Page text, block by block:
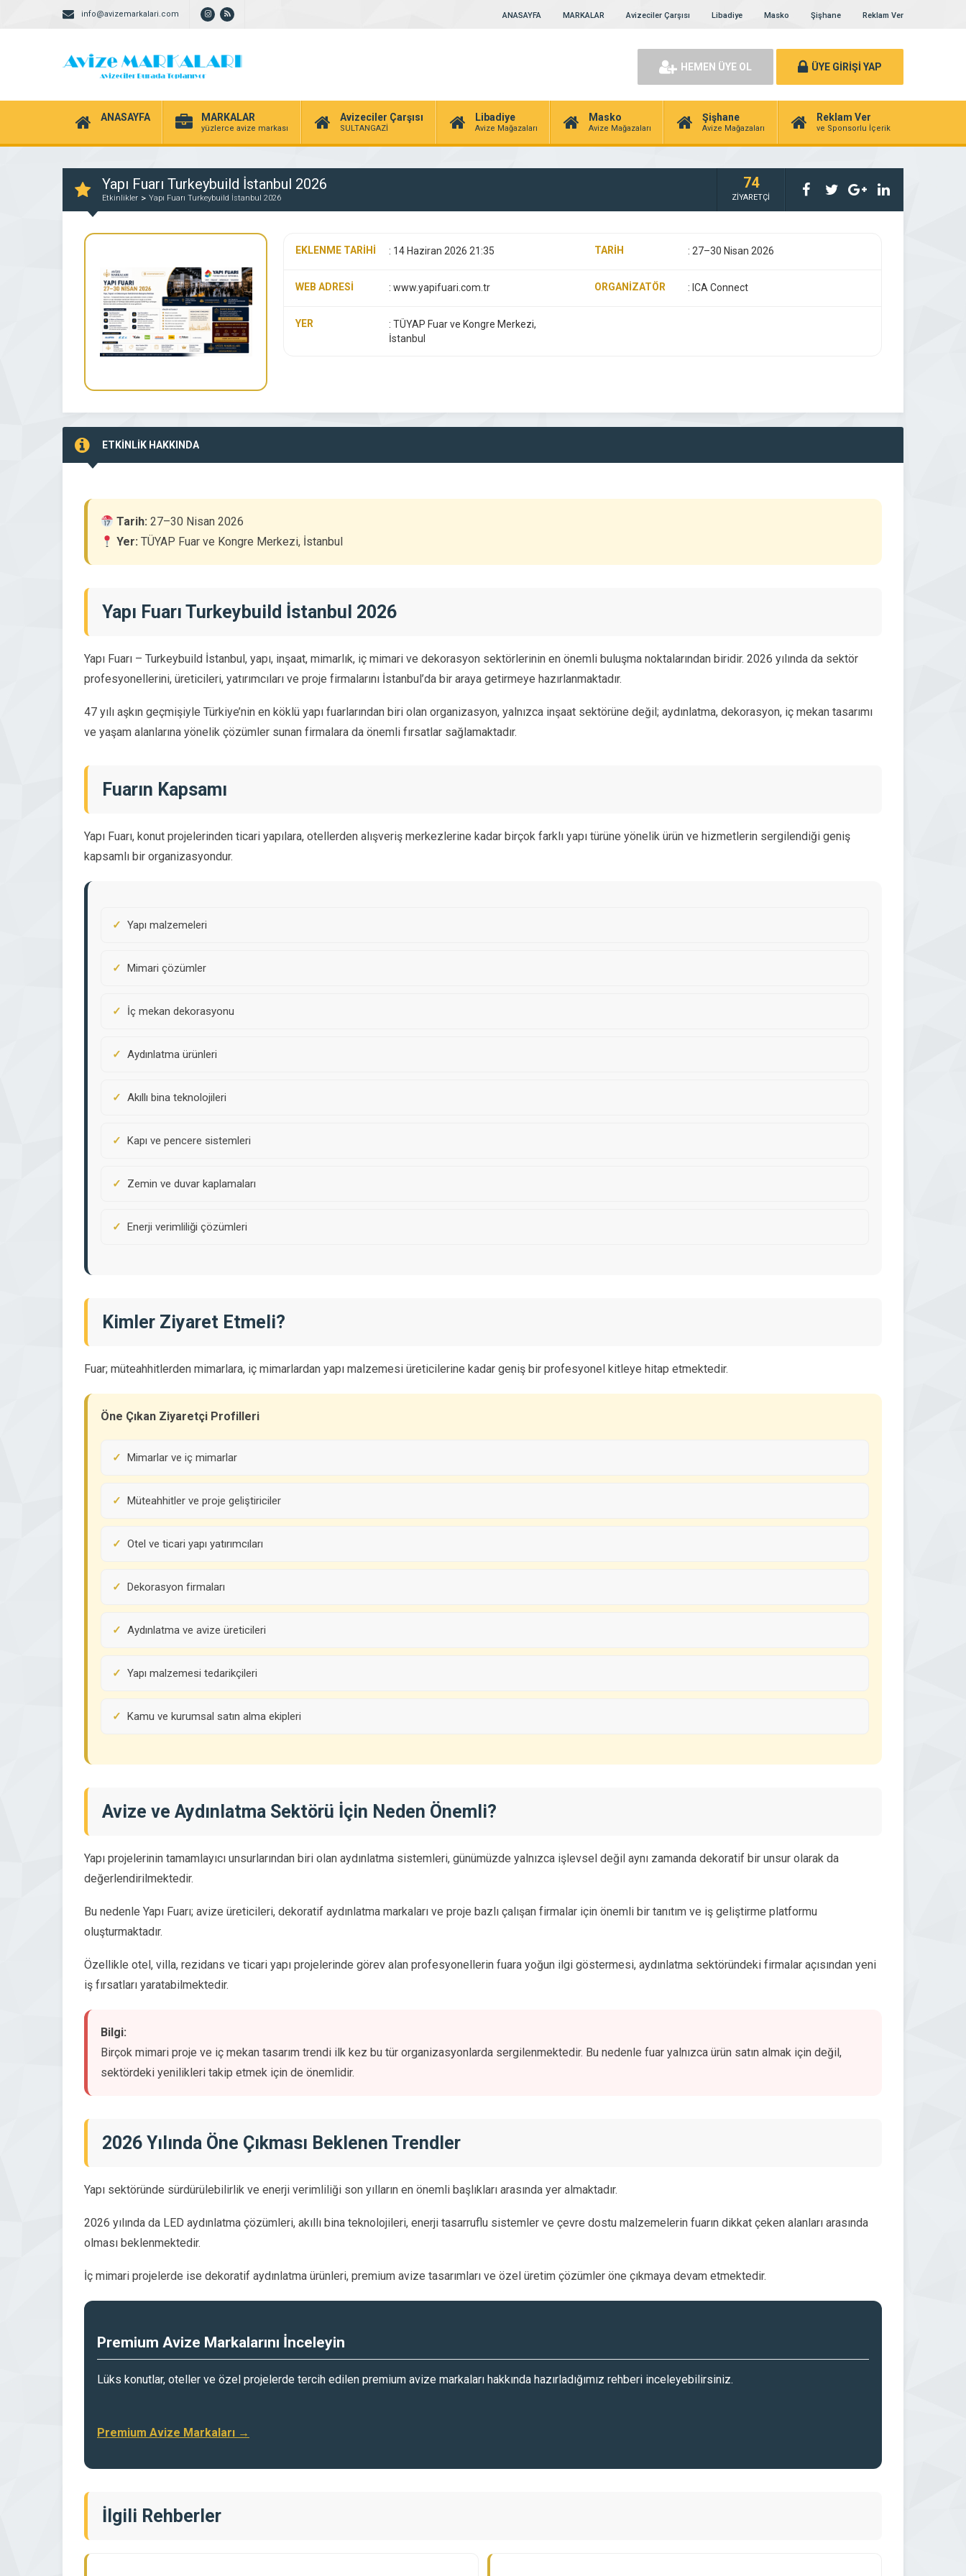
info@avizemarkalari.com ANASAYFA MARKALAR Avizeciler Çarşısı Libadiye Masko Şişhane Reklam Ver
HEMEN ÜYE OL ÜYE GİRİŞİ YAP
ANASAYFA MARKALAR
yüzlerce avize markası
Avizeciler Çarşısı
SULTANGAZİ
Libadiye
Avize Mağazaları
Masko
Avize Mağazaları
Şişhane
Avize Mağazaları
Reklam Ver
ve Sponsorlu İçerik
Yapı Fuarı Turkeybuild İstanbul 2026
Etkinlikler Yapı Fuarı Turkeybuild İstanbul 2026
74
ZİYARETÇİ
EKLENME TARİHİ : 14 Haziran 2026 21:35 TARİH : 27–30 Nisan 2026
WEB ADRESİ : www.yapifuari.com.tr ORGANİZATÖR : ICA Connect
YER : TÜYAP Fuar ve Kongre Merkezi,
İstanbul
ETKİNLİK HAKKINDA
Tarih: 27–30 Nisan 2026
Yer: TÜYAP Fuar ve Kongre Merkezi, İstanbul
Yapı Fuarı Turkeybuild İstanbul 2026
Yapı Fuarı – Turkeybuild İstanbul, yapı, inşaat, mimarlık, iç mimari ve dekorasyon sektörlerinin en önemli buluşma noktalarından biridir. 2026 yılında da sektör
profesyonellerini, üreticileri, yatırımcıları ve proje firmalarını İstanbul’da bir araya getirmeye hazırlanmaktadır.
47 yılı aşkın geçmişiyle Türkiye’nin en köklü yapı fuarlarından biri olan organizasyon, yalnızca inşaat sektörüne değil; aydınlatma, dekorasyon, iç mekan tasarımı
ve yaşam alanlarına yönelik çözümler sunan firmalara da önemli fırsatlar sağlamaktadır.
Fuarın Kapsamı
Yapı Fuarı, konut projelerinden ticari yapılara, otellerden alışveriş merkezlerine kadar birçok farklı yapı türüne yönelik ürün ve hizmetlerin sergilendiği geniş
kapsamlı bir organizasyondur.
Yapı malzemeleri
Mimari çözümler
İç mekan dekorasyonu
Aydınlatma ürünleri
Akıllı bina teknolojileri
Kapı ve pencere sistemleri
Zemin ve duvar kaplamaları
Enerji verimliliği çözümleri
Kimler Ziyaret Etmeli?
Fuar; müteahhitlerden mimarlara, iç mimarlardan yapı malzemesi üreticilerine kadar geniş bir profesyonel kitleye hitap etmektedir.
Öne Çıkan Ziyaretçi Profilleri
Mimarlar ve iç mimarlar
Müteahhitler ve proje geliştiriciler
Otel ve ticari yapı yatırımcıları
Dekorasyon firmaları
Aydınlatma ve avize üreticileri
Yapı malzemesi tedarikçileri
Kamu ve kurumsal satın alma ekipleri
Avize ve Aydınlatma Sektörü İçin Neden Önemli?
Yapı projelerinin tamamlayıcı unsurlarından biri olan aydınlatma sistemleri, günümüzde yalnızca işlevsel değil aynı zamanda dekoratif bir unsur olarak da
değerlendirilmektedir.
Bu nedenle Yapı Fuarı; avize üreticileri, dekoratif aydınlatma markaları ve proje bazlı çalışan firmalar için önemli bir tanıtım ve iş geliştirme platformu
oluşturmaktadır.
Özellikle otel, villa, rezidans ve ticari yapı projelerinde görev alan profesyonellerin fuara yoğun ilgi göstermesi, aydınlatma sektöründeki firmalar açısından yeni
iş fırsatları yaratabilmektedir.
Bilgi:
Birçok mimari proje ve iç mekan tasarım trendi ilk kez bu tür organizasyonlarda sergilenmektedir. Bu nedenle fuar yalnızca ürün satın almak için değil,
sektördeki yenilikleri takip etmek için de önemlidir.
2026 Yılında Öne Çıkması Beklenen Trendler
Yapı sektöründe sürdürülebilirlik ve enerji verimliliği son yılların en önemli başlıkları arasında yer almaktadır.
2026 yılında da LED aydınlatma çözümleri, akıllı bina teknolojileri, enerji tasarruflu sistemler ve çevre dostu malzemelerin fuarın dikkat çeken alanları arasında
olması beklenmektedir.
İç mimari projelerde ise dekoratif aydınlatma ürünleri, premium avize tasarımları ve özel üretim çözümler öne çıkmaya devam etmektedir.
Premium Avize Markalarını İnceleyin
Lüks konutlar, oteller ve özel projelerde tercih edilen premium avize markaları hakkında hazırladığımız rehberi inceleyebilirsiniz.
Premium Avize Markaları →
İlgili Rehberler